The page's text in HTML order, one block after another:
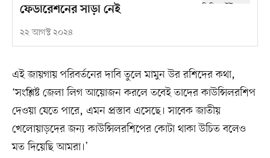
ফেডারেশনের সাড়া নেই
২২ আগস্ট ২০২৪
এই জায়গায় পরিবর্তনের দাবি তুলে মামুন উর রশিদের কথা,
‘সংশ্লিষ্ট জেলা লিগ আয়োজন করলে তবেই তাদের কাউন্সিলরশিপ
দেওয়া যেতে পারে, এমন প্রস্তাব এসেছে। সাবেক জাতীয়
খেলোয়াড়দের জন্য কাউন্সিলরশিপের কোটা থাকা উচিত বলেও
মত দিয়েছি আমরা।’